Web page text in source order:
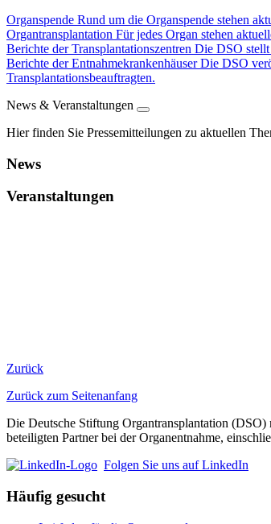
Organspende Rund um die Organspende stehen
Organtransplantation Für jedes Organ stehen
Berichte der Transplantationszentren Die DSO stellt
Berichte der EntnahmekrankenhäuserDie DSO
Transplantationsbeauftragten.
News & Veranstaltungen
Hier finden Sie Pressemitteilungen zu aktuellen
News
Veranstaltungen
Zurück
Zurück zum Seitenanfang
Die Deutsche Stiftung Organtransplantation (DSO)
beteiligten Partner bei der Organentnahme,
Folgen Sie uns auf LinkedIn
Häufig gesucht